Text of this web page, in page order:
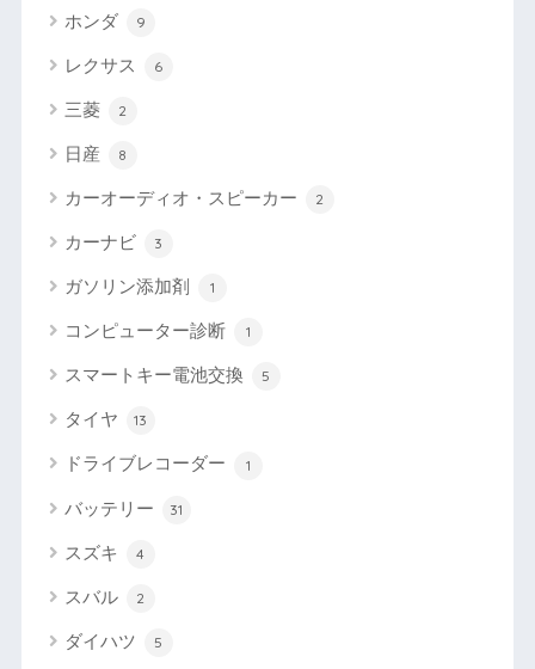
ホンダ 9
レクサス 6
三菱 2
日産 8
カーオーディオ・スピーカー 2
カーナビ 3
ガソリン添加剤 1
コンピューター診断 1
スマートキー電池交換 5
タイヤ 13
ドライブレコーダー 1
バッテリー 31
スズキ 4
スバル 2
ダイハツ 5